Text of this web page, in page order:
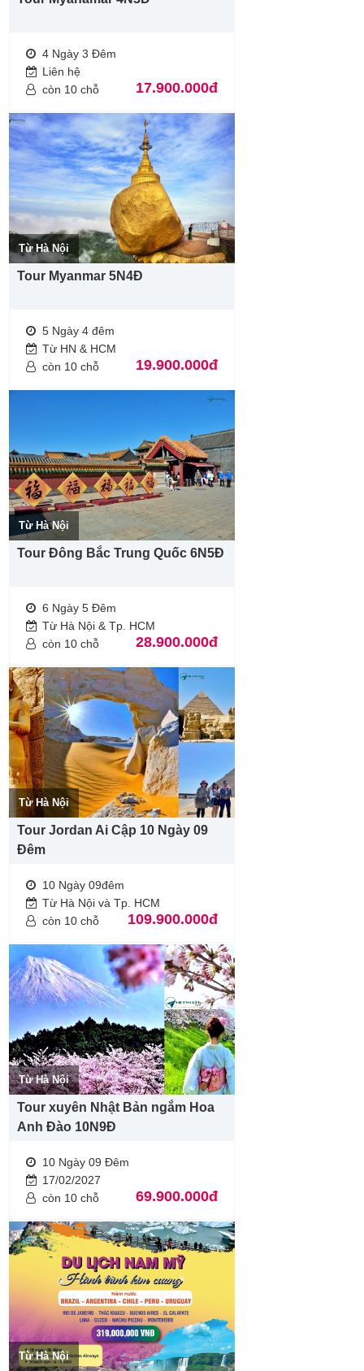
4 Ngày 3 Đêm
Liên hệ
còn 10 chỗ
17.900.000đ
Từ Hà Nội
Tour Myanmar 5N4Đ
5 Ngày 4 đêm
Từ HN & HCM
còn 10 chỗ
19.900.000đ
Từ Hà Nội
Tour Đông Bắc Trung Quốc 6N5Đ
6 Ngày 5 Đêm
Từ Hà Nội & Tp. HCM
còn 10 chỗ
28.900.000đ
Từ Hà Nội
Tour Jordan Ai Cập 10 Ngày 09
Đêm
10 Ngày 09đêm
Từ Hà Nội và Tp. HCM
còn 10 chỗ
109.900.000đ
Từ Hà Nội
Tour xuyên Nhật Bản ngắm Hoa
Anh Đào 10N9Đ
10 Ngày 09 Đêm
17/02/2027
còn 10 chỗ
69.900.000đ
Từ Hà Nội